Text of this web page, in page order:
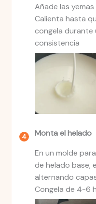
Añade las
Calienta hasta
congela durante
consistencia
Monta el helado
En un molde
de helado base,
alternando
Congela de 4-6